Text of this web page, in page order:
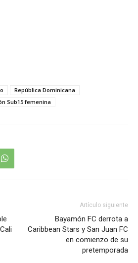
República Dominicana
Sub15 femenina
Artículo siguiente
Bayamón FC derrota a
Caribbean Stars y San Juan FC
en comienzo de su
pretemporada